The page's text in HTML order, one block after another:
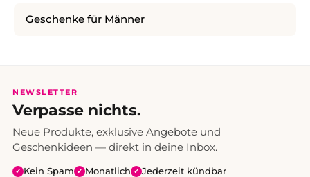
Geschenke für Männer
NEWSLETTER
Verpasse nichts.
Neue Produkte, exklusive Angebote und
Geschenkideen — direkt in deine Inbox.
✓ Kein Spam ✓ Monatlich ✓ Jederzeit kündbar